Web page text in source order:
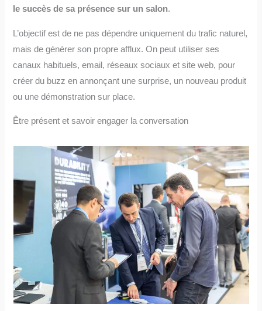
le succès desa présence sur un salon.
L’objectif est de ne pas dépendre uniquement du trafic naturel,
mais de générer son propre afflux. On peut utiliser ses
canaux habituels, email, réseaux sociaux et site web, pour
créer du buzz en annonçant une surprise, un nouveau produit
ou une démonstration sur place.
Être présent et savoir engager la conversation